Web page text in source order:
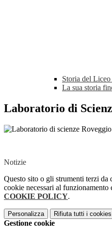
Storia del
La sua storia
Laboratorio di
Notizie
Questo sito o gli strumenti terzi
cookie necessari al
COOKIE POLICY.
Personalizza Rifiuta tutti i cookies
Gestione cookie